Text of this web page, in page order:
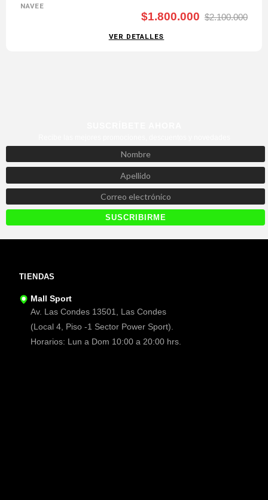
NAVEE
$1.800.000 $2.100.000
VER DETALLES
TIENDAS
Mall Sport
Av. Las Condes 13501, Las Condes
(Local 4, Piso -1 Sector Power Sport).
Horarios: Lun a Dom 10:00 a 20:00 hrs.